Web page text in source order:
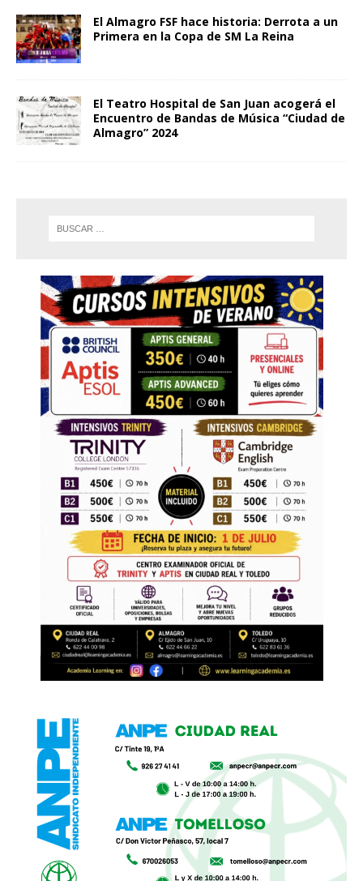
El Almagro FSF hace historia: Derrota a un
Primera en la Copa de SM La Reina
El Teatro Hospital de San Juan acogerá el
Encuentro de Bandas de Música “Ciudad de
Almagro” 2024